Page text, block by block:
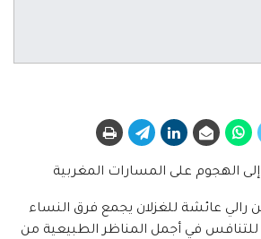
الهجوم على المسارات المغربية
28 سنة من رالي عائشة للغزلان يجمع فرق النساء
للتنافس في أجمل المناظر الطبيعية من